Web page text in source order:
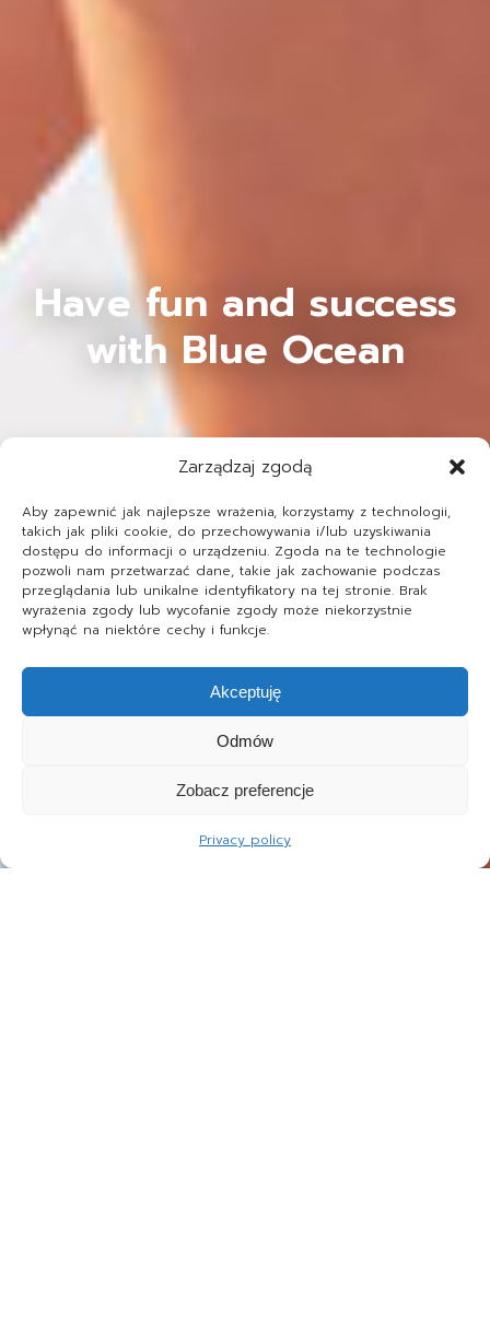
Zarządzaj zgodą
Aby zapewnić jak najlepsze wrażenia, korzystamy z technologii,
takich jak pliki cookie, do przechowywania i/lub uzyskiwania
dostępu do informacji o urządzeniu. Zgoda na te technologie
pozwoli nam przetwarzać dane, takie jak zachowanie podczas
przeglądania lub unikalne identyfikatory na tej stronie. Brak
wyrażenia zgody lub wycofanie zgody może niekorzystnie
wpłynąć na niektóre cechy i funkcje.
Akceptuję
Odmów
Zobacz preferencje
Privacy policy
Have fun and success
with Blue Ocean